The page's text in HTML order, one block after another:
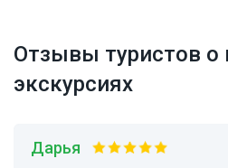
Отзывы туристов о
экскурсиях
Дарья